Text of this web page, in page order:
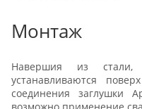
Монтаж
Навершия из
устанавливаются
соединения заглушки